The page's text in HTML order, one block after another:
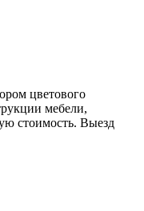
цветового
мебели,
стоимость. Выезд